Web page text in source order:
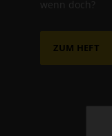
wenn doch?
ZUM HEFT